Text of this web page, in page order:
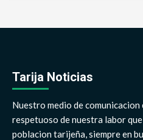
Tarija Noticias
Nuestro medio de
respetuoso de nuestra labor
poblacion tarijeña, siempre en